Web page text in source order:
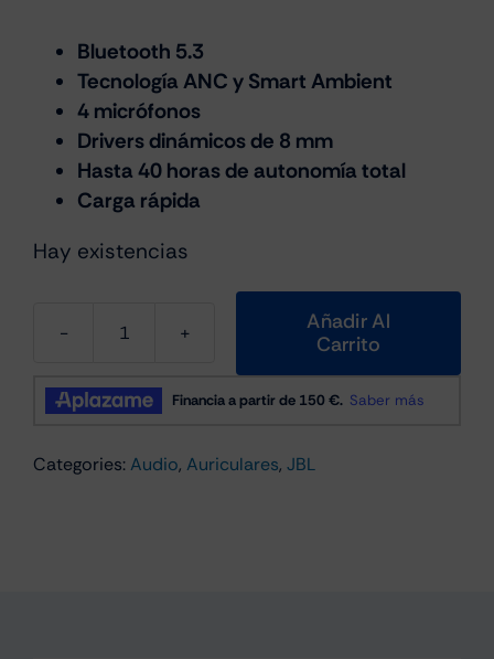
Bluetooth 5.3
Tecnología ANC y Smart Ambient
4 micrófonos
Drivers dinámicos de 8 mm
Hasta 40 horas de autonomía total
Carga rápida
Hay existencias
JBL
Buds
Blanco
Añadir Al
Carrito
Categories:Audio, Auriculares, JBL